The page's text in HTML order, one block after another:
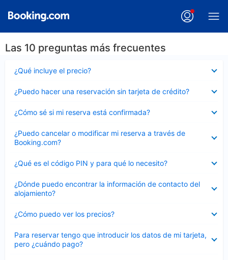
Las 10 preguntas más frecuentes
¿Qué incluye el precio?
cerrado
¿Puedo hacer una reservación sin tarjeta de crédito?
cerrado
¿Cómo sé si mi reserva está confirmada?
cerrado
¿Puedo cancelar o modificar mi reserva a través de
Booking.com?
cerrado
¿Qué es el código PIN y para qué lo necesito?
cerrado
¿Dónde puedo encontrar la información de contacto del
alojamiento?
cerrado
¿Cómo puedo ver los precios?
cerrado
Para reservar tengo que introducir los datos de mi tarjeta,
pero ¿cuándo pago?
cerrado